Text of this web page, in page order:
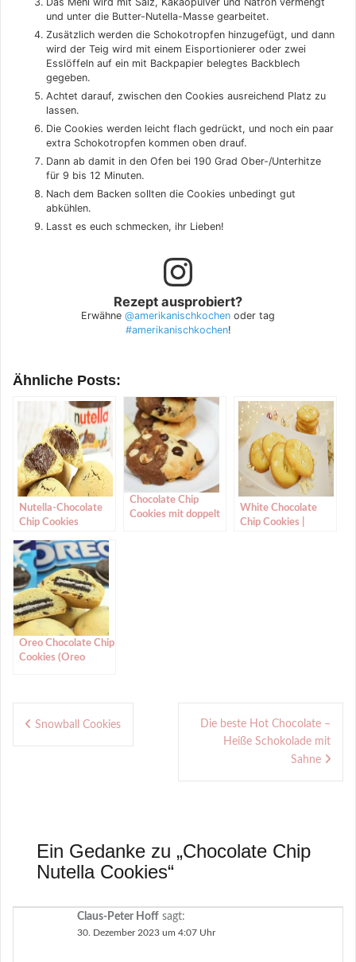
und unter die Butter-Nutella-Masse gearbeitet.
Zusätzlich werden die Schokotropfen hinzugefügt, und dann
wird der Teig wird mit einem Eisportionierer oder zwei
Esslöffeln auf ein mit Backpapier belegtes Backblech
gegeben.
Achtet darauf, zwischen den Cookies ausreichend Platz zu
lassen.
Die Cookies werden leicht flach gedrückt, und noch ein paar
extra Schokotropfen kommen oben drauf.
Dann ab damit in den Ofen bei 190 Grad Ober-/Unterhitze
für 9 bis 12 Minuten.
Nach dem Backen sollten die Cookies unbedingt gut
abkühlen.
Lasst es euch schmecken, ihr Lieben!
Rezept ausprobiert?
Erwähne @amerikanischkochen oder tag
#amerikanischkochen!
Ähnliche Posts:
Nutella-Chocolate
Chip Cookies
Chocolate Chip
Cookies mit doppelt
White Chocolate
Chip Cookies |
Oreo Chocolate Chip
Cookies (Oreo
Beitragsnavigation
Snowball Cookies
Die beste Hot Chocolate –
Heiße Schokolade mit
Sahne
Ein Gedanke zu „Chocolate Chip
Nutella Cookies“
Claus-Peter Hoff sagt:
30. Dezember 2023 um 4:07 Uhr